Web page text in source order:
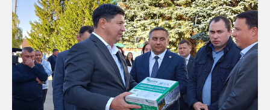
Готовые решения
Книга
НЕМЕЦКАЯ УФ-
ЗАЩИТА
Узнать больше о